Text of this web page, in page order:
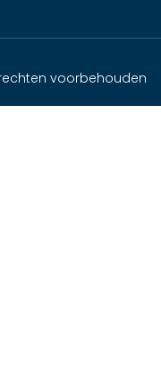
voorbehouden